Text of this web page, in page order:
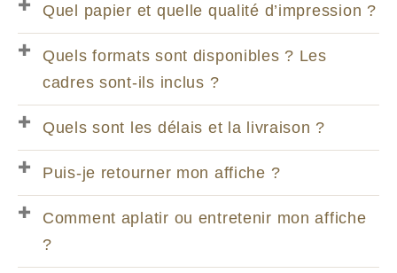
Quel papier et quelle qualité d’impression ?
Quels formats sont disponibles ? Les
cadres sont-ils inclus ?
Quels sont les délais et la livraison ?
Puis-je retourner mon affiche ?
Comment aplatir ou entretenir mon affiche
?